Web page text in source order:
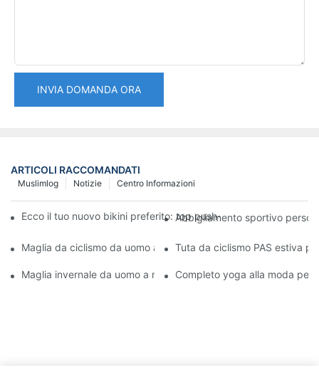
INVIA DOMANDA ORA
ARTICOLI RACCOMANDATI
Centro Informazioni
Notizie
Muslimlog
Ecco il tuo nuovo bikini preferito: top push-up e slip a vita alta
Abbigliamento sportivo
Maglia da ciclismo da uomo ad asciugatura rapida, maniche
Tuta da ciclismo PAS estiva
Maglia invernale da uomo a maniche lunghe a compressione
Completo yoga alla moda per